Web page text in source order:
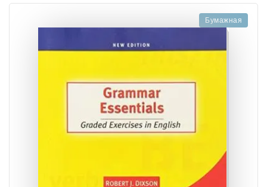
Бумажная